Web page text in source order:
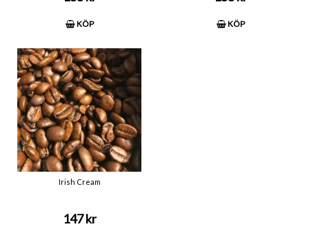
KÖP KÖP
Irish Cream
147 kr